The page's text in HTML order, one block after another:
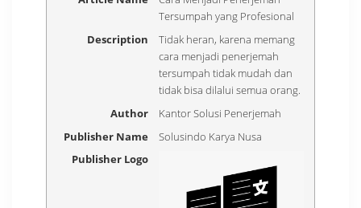
Tersumpah yang Profesional
Description
Tidak heran, karena memang
cara menjadi penerjemah
tersumpah tidak mudah dan
tidak bisa dilalui semua orang.
Author
Kantor Solusi Penerjemah
Publisher Name
Solusindo Karya Nusa
Publisher Logo